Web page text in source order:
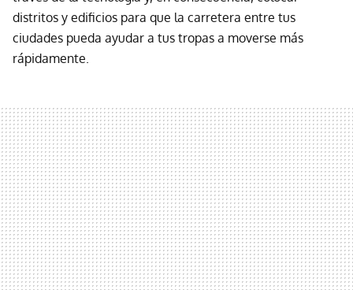
distritos y edificios para que la carretera entre tus
ciudades pueda ayudar a tus tropas a moverse más
rápidamente.